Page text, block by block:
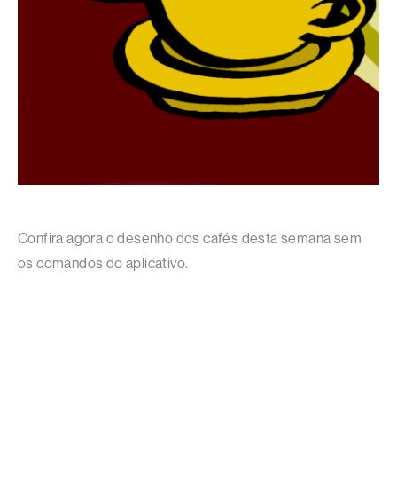
Confira agora o desenho dos cafés desta semana sem
os comandos do aplicativo.